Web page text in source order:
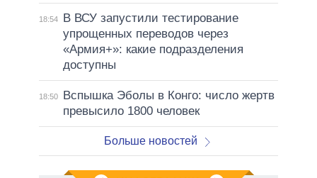
18:54
В ВСУ запустили тестирование
упрощенных переводов через
«Армия+»: какие подразделения
доступны
18:50
Вспышка Эболы в Конго: число жертв
превысило 1800 человек
Больше новостей